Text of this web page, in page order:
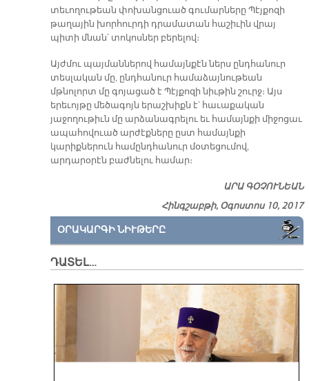
տեւողութեան փոխանցուած գումարները Պէյքոզի
թաղային խորհուրդի դրամատան հաշիւին վրայ
պիտի մնան՝ տոկոսներ բերելով։
Այժմու պայմաններով համայնքէն ներս ընդհանուր
տեսլական մը, ընդհանուր համաձայնութեան
մթնոլորտ մը գոյացած է Պէյքոզի նիւթին շուրջ։ Այս
երեւոյթը մեծագոյն երաշխիքն է՝ հաւաքական
յաջողութիւն մը արձանագրելու եւ համայնքի միջոցաւ
ապահովուած արժէքները ըստ համայնքի
կարիքներուն համընդհանուր մօտեցումով,
արդարօրէն բաժնելու համար։
ԱՐԱ ԳՕՉՈՒՆԵԱՆ
Հինգշաբթի, Օգոստոս 10, 2017
ՕՐԱԿԱՐԳԻ ՆԻՒԹԵՐԸ
ԴԱՏԵԼ…